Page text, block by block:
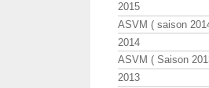
2015
ASVM ( saison
2014
ASVM ( Saison
2013